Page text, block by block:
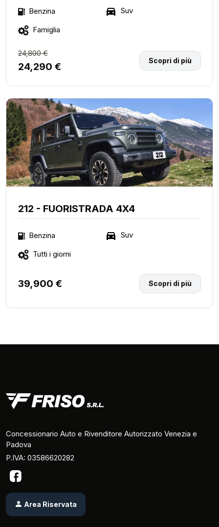
Benzina Suv
Famiglia
24,800 €
24,290 €
Scopri di più
212 - FUORISTRADA 4X4
Benzina Suv
Tutti i giorni
39,900 € Scopri di più
Concessionario Auto e Rivenditore Autorizzato Venezia e
Padova
P.IVA: 03586620282
Area Riservata